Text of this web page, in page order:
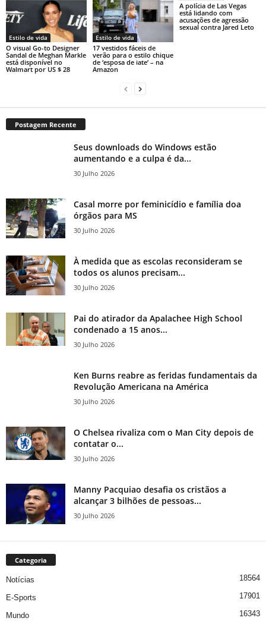
Estilo de vida
O visual Go-to Designer
Sandal de Meghan Markle
está disponível no
Walmart por US $ 28
Estilo de vida
17 vestidos fáceis de
verão para o estilo chique
de ‘esposa de iate’ – na
Amazon
A polícia de Las Vegas
está lidando com
acusações de agressão
sexual contra Jared Leto
Postagem Recente
Seus downloads do Windows estão
aumentando e a culpa é da...
30 Julho 2026
Casal morre por feminicídio e família doa
órgãos para MS
30 Julho 2026
À medida que as escolas reconsideram se
todos os alunos precisam...
30 Julho 2026
Pai do atirador da Apalachee High School
condenado a 15 anos...
30 Julho 2026
Ken Burns reabre as feridas fundamentais da
Revolução Americana na América
30 Julho 2026
O Chelsea rivaliza com o Man City depois de
contatar o...
30 Julho 2026
Manny Pacquiao desafia os cristãos a
alcançar 3 bilhões de pessoas...
30 Julho 2026
Categoria
Notícias 18564
E-Sports 17901
Mundo 16343